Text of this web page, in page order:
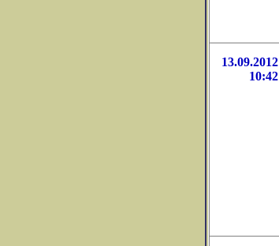
13.09.2012
10:42